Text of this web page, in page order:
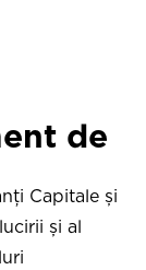
de
Capitale și
și al